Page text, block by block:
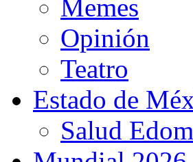
Memes
Opinión
Teatro
Estado de
Salud